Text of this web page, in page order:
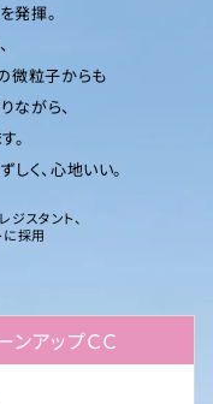
発揮。
微粒子からも
ながら、
。
く、心地いい。
ジスタント、
に採用
アップＣＣ